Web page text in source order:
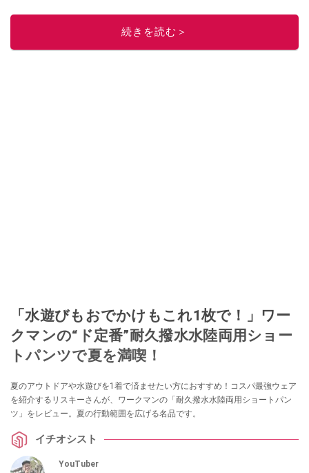
このイチオシストの他の記事を読む
続きを読む＞
「水遊びもおでかけもこれ1枚で！」ワー
クマンの“ド定番”耐久撥水水陸両用ショー
トパンツで夏を満喫！
夏のアウトドアや水遊びを1着で済ませたい方におすすめ！コスパ最強ウェア
を紹介するリスキーさんが、ワークマンの「耐久撥水水陸両用ショートパン
ツ」をレビュー。夏の行動範囲を広げる名品です。
イチオシスト
YouTuber